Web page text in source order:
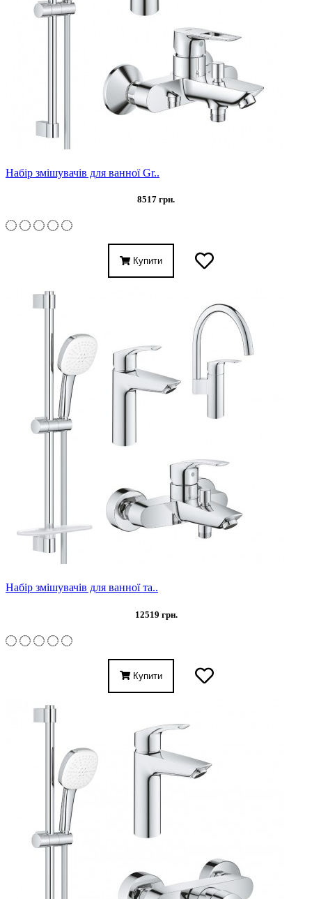
Набір змішувачів для ванної Gr..
8517 грн.
Купити
Набір змішувачів для ванної та..
12519 грн.
Купити